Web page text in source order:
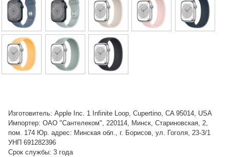
Изготовитель: Apple Inc. 1 Infinite Loop, Cupertino, CA 95014, USA
Импортер: ОАО "Сантелеком", 220114, Минск, Стариновская, 2,
пом. 174 Юр. адрес: Минская обл., г. Борисов, ул. Гоголя, 23-3/1
УНП 691282396
Срок службы: 3 года